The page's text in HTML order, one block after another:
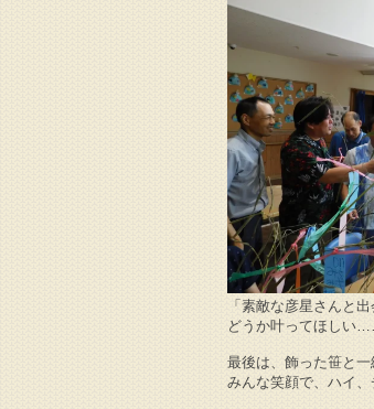
「素敵な彦星さんと
どうか叶ってほしい
最後は、飾った笹と
みんな笑顔で、ハイ